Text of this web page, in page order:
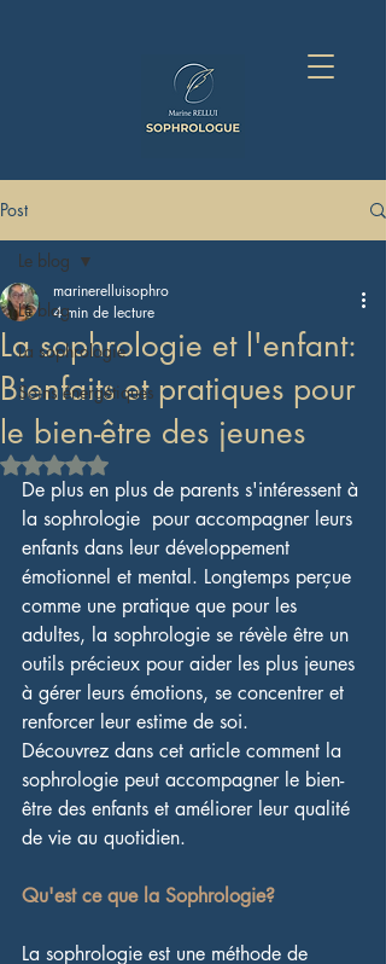
Post
Le blog
La sophrologie
Soins énergétiques
Le blog
La sophrologie et l'enfant:
Bienfaits et pratiques pour
le bien-être des jeunes
marinerelluisophro
4 min de lecture
Noté NaN étoiles sur 5.
De plus en plus de parents s'intéressent à
la sophrologie  pour accompagner leurs
enfants dans leur développement
émotionnel et mental. Longtemps perçue
comme une pratique que pour les
adultes, la sophrologie se révèle être un
outils précieux pour aider les plus jeunes
à gérer leurs émotions, se concentrer et
renforcer leur estime de soi.
Découvrez dans cet article comment la
sophrologie peut accompagner le bien-
être des enfants et améliorer leur qualité
de vie au quotidien.
Qu'est ce que la Sophrologie?
La sophrologie est une méthode de